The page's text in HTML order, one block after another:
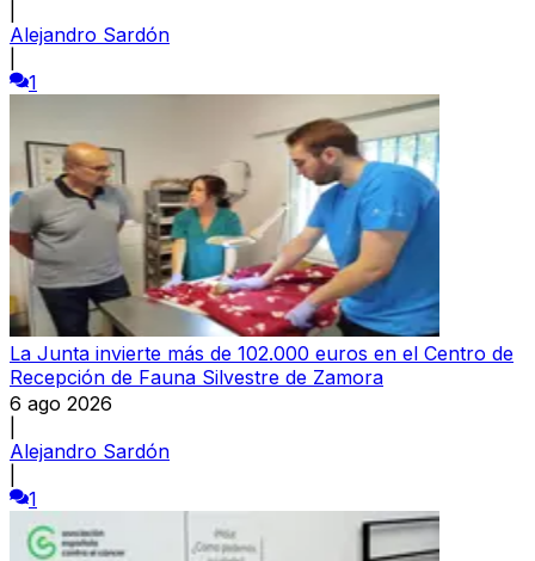
Alejandro Sardón
1
La Junta invierte más de 102.000 euros en el Centro de
Recepción de Fauna Silvestre de Zamora
6 ago 2026
Alejandro Sardón
1